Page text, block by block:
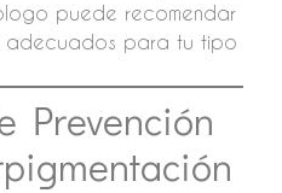
puede recomendar
adecuados para tu tipo
Prevención